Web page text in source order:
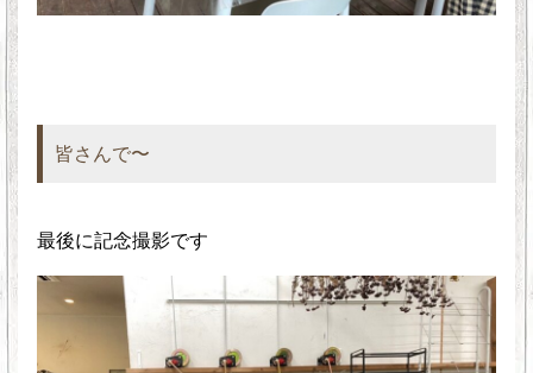
皆さんで〜
最後に記念撮影です